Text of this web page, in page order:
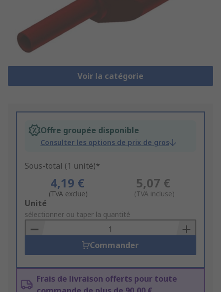
Voir la catégorie
Offre groupée disponible
Consulter les options de prix de gros
Sous-total (1 unité)*
4,19 €
(TVA exclue)
5,07 €
(TVA incluse)
Add
to
Basket
Unité
sélectionner ou taper la quantité
Commander
Frais de livraison offerts pour toute